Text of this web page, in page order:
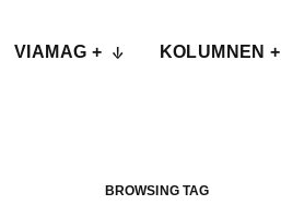
VIAMAG + KOLUMNEN +
BROWSING TAG